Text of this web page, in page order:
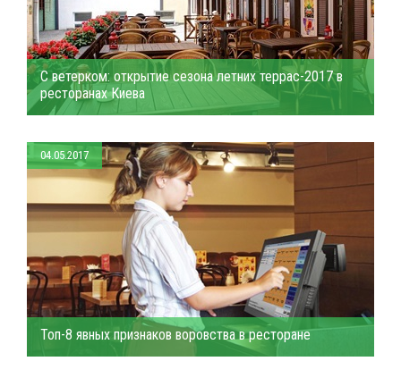
С ветерком: открытие сезона летних террас-2017 в
ресторанах Киева
Топ-8 явных признаков воровства в ресторане
04.05.2017